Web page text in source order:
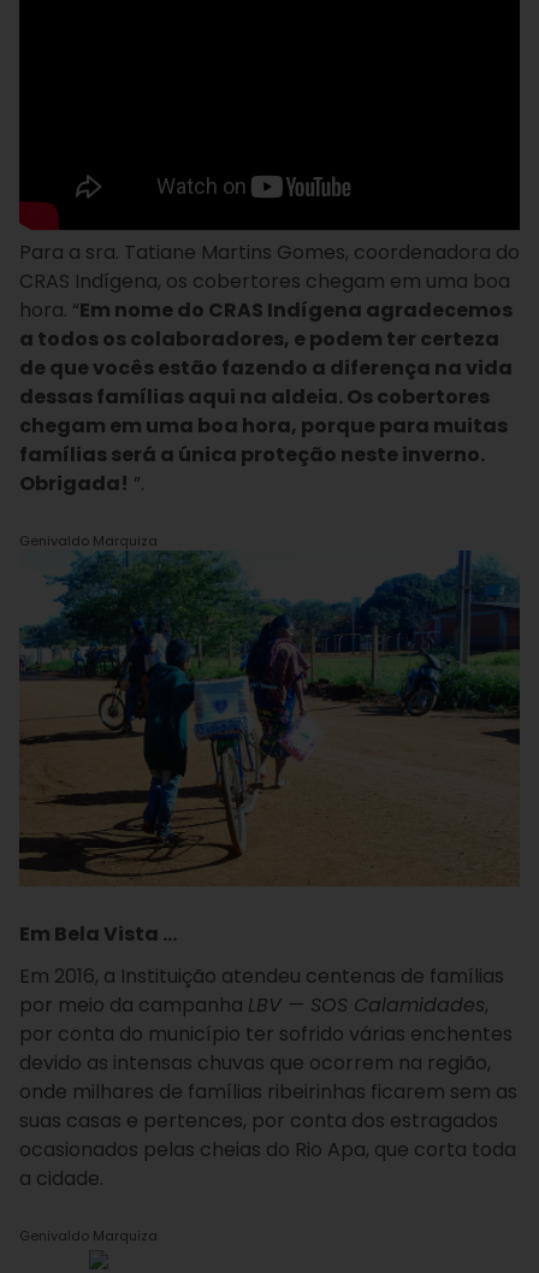
Para a sra. Tatiane Martins Gomes, coordenadora do
CRAS Indígena, os cobertores chegam em uma boa
hora. “Em nome do CRAS Indígena agradecemos
a todos os colaboradores, e podem ter certeza
de que vocês estão fazendo a diferença na vida
dessas famílias aqui na aldeia. Os cobertores
chegam em uma boa hora, porque para muitas
famílias será a única proteção neste inverno.
Obrigada! ”.
Genivaldo Marquiza
Em Bela Vista …
Em 2016, a Instituição atendeu centenas de famílias
por meio da campanha LBV — SOS Calamidades,
por conta do município ter sofrido várias enchentes
devido as intensas chuvas que ocorrem na região,
onde milhares de famílias ribeirinhas ficarem sem as
suas casas e pertences, por conta dos estragados
ocasionados pelas cheias do Rio Apa, que corta toda
a cidade.
Genivaldo Marquiza